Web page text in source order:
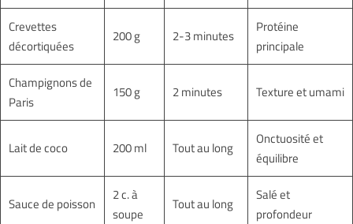
Crevettes
décortiquées
200 g 2-3 minutes
Protéine
principale
Champignons de
Paris
150 g 2 minutes Texture et umami
Lait de coco 200 ml Tout au long
Onctuosité et
équilibre
Sauce de poisson
2 c. à
soupe
Tout au long
Salé et
profondeur